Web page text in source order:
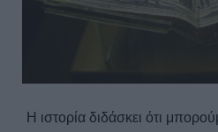
Η ιστορία διδάσκει ότι